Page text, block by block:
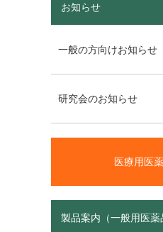
お知らせ
一般の方向けお知らせ
研究会のお知らせ
医療用医
製品案内（一般用医薬